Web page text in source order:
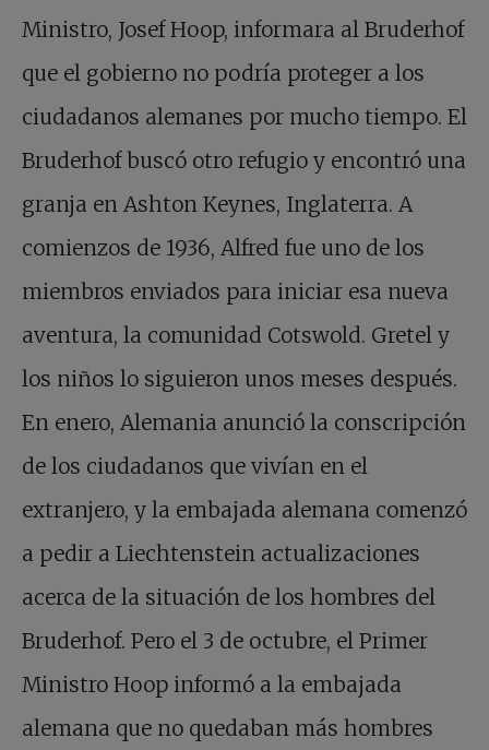
Ministro, Josef Hoop, informara al Bruderhof
que el gobierno no podría proteger a los
ciudadanos alemanes por mucho tiempo. El
Bruderhof buscó otro refugio y encontró una
granja en Ashton Keynes, Inglaterra. A
comienzos de 1936, Alfred fue uno de los
miembros enviados para iniciar esa nueva
aventura, la comunidad Cotswold. Gretel y
los niños lo siguieron unos meses después.
En enero, Alemania anunció la conscripción
de los ciudadanos que vivían en el
extranjero, y la embajada alemana comenzó
a pedir a Liechtenstein actualizaciones
acerca de la situación de los hombres del
Bruderhof. Pero el 3 de octubre, el Primer
Ministro Hoop informó a la embajada
alemana que no quedaban más hombres